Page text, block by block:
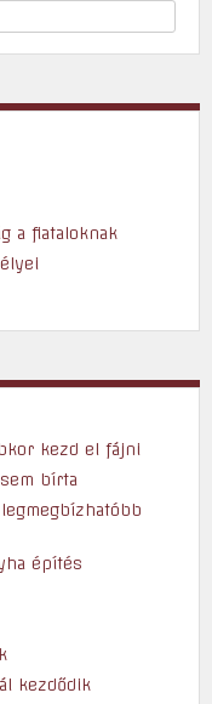
a fiataloknak
kezd el fájni
bírta
építés
kezdődik